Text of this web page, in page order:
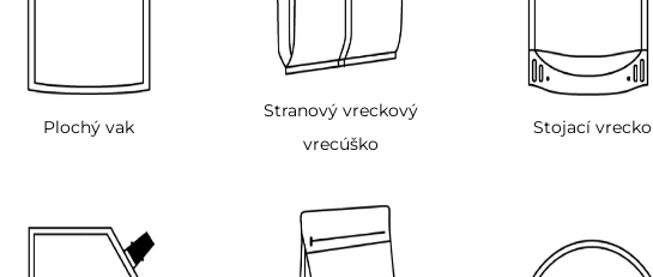
Plochý vak
Stranový vreckový
vrecúško
Stojací vrecko